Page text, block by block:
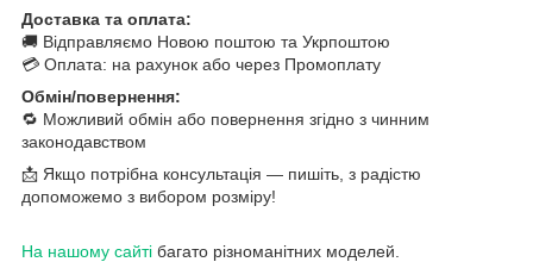
Доставка та оплата:
🚚 Відправляємо Новою поштою та Укрпоштою
💳 Оплата: на рахунок або через Промоплату
Обмін/повернення:
🔁 Можливий обмін або повернення згідно з чинним
законодавством
📩 Якщо потрібна консультація — пишіть, з радістю
допоможемо з вибором розміру!
На нашому сайті багато різноманітних моделей.